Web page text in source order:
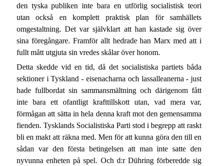
den tyska publiken inte bara en utförlig socialistisk teori
utan också en komplett praktisk plan för samhällets
omgestaltning. Det var självklart att han kastade sig över
sina föregångare. Framför allt hedrade han Marx med att i
fullt mått utgjuta sin vredes skålar över honom.
Detta skedde vid en tid, då det socialistiska partiets båda
sektioner i Tyskland - eisenacharna och lassalleanerna - just
hade fullbordat sin sammansmältning och därigenom fått
inte bara ett ofantligt krafttillskott utan, vad mera var,
förmågan att sätta in hela denna kraft mot den gemensamma
fienden. Tysklands Socialistiska Parti stod i begrepp att raskt
bli en makt att räkna med. Men för att kunna göra den till en
sådan var den första betingelsen att man inte satte den
nyvunna enheten på spel. Och d:r Dühring förberedde sig